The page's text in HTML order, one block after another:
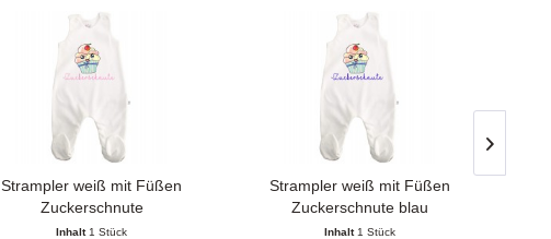
Strampler weiß mit Füßen
Zuckerschnute
Inhalt 1 Stück
Strampler weiß mit Füßen
Zuckerschnute blau
Inhalt 1 Stück